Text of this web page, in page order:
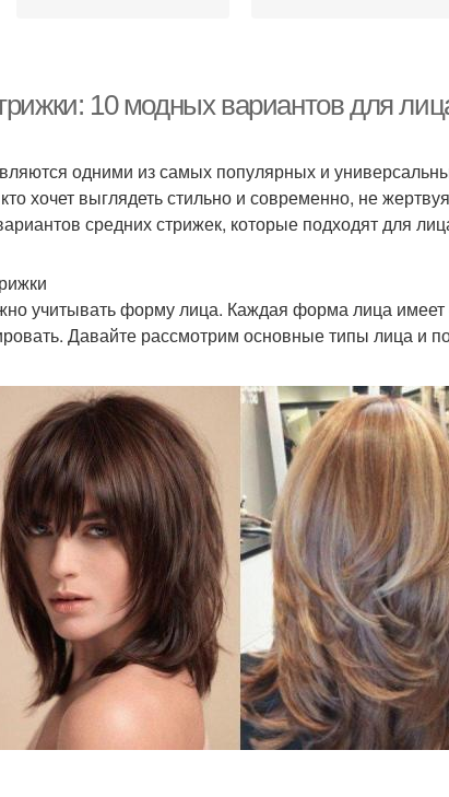
Лица в физиогномике Диагностик по лицу
10 модных вариантов для
одними из самых популярных и
хочет выглядеть стильно и современно, не
средних стрижек, которые подходят для
учитывать форму лица. Каждая форма лица имеет
Давайте рассмотрим основные типы лица и